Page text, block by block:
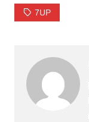
7UP